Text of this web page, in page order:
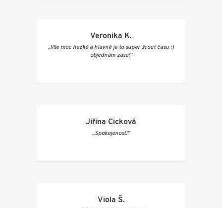
Veronika K.
„Vše moc hezké a hlavně je to super žrout času :)
objednám zase!“
Jiřina Cicková
„Spokojenost!“
Viola Š.